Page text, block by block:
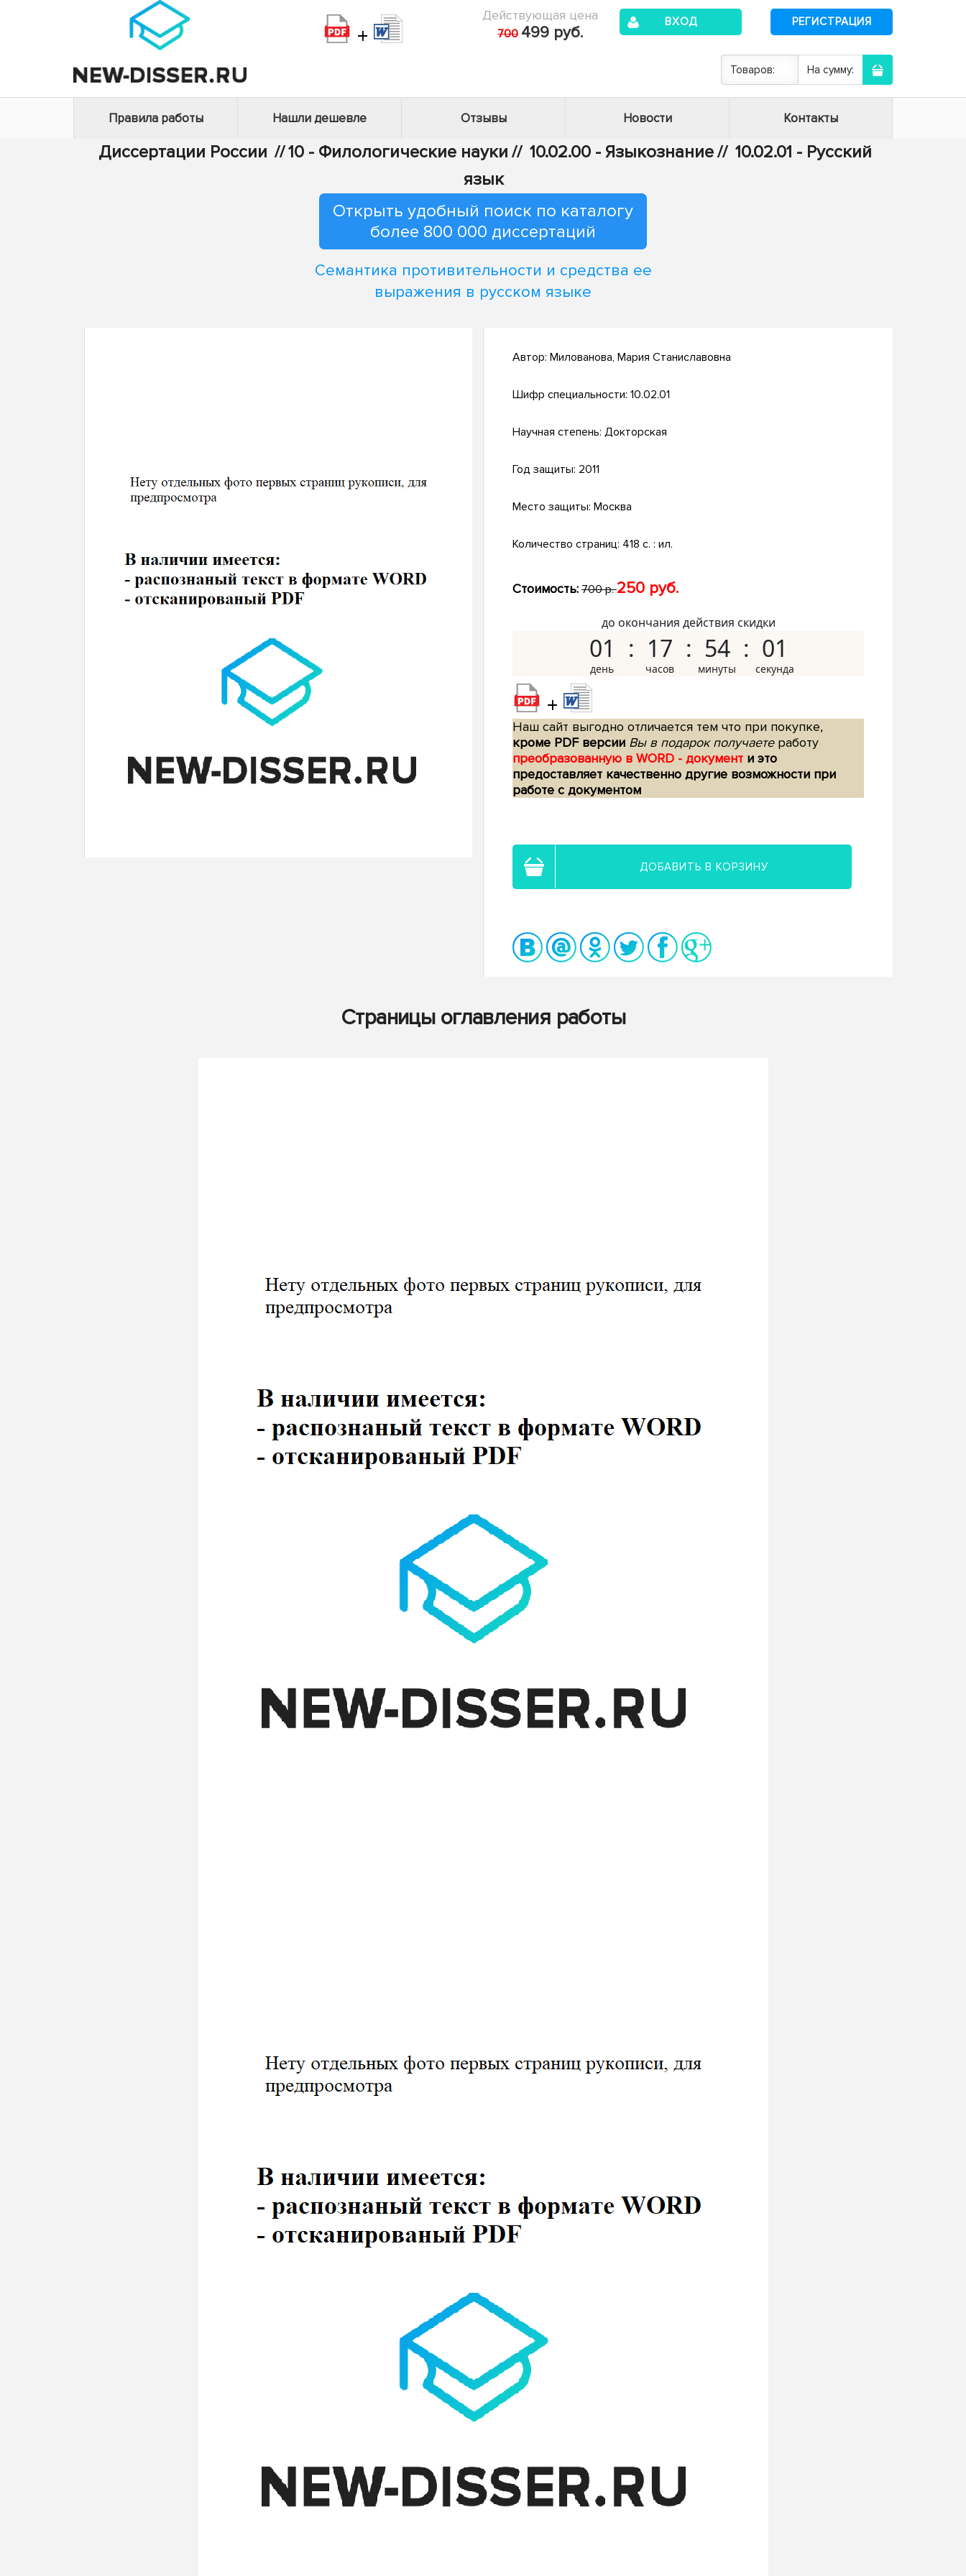
+
Действующая цена
700 499 руб.
ВХОД РЕГИСТРАЦИЯ
Товаров: На сумму:
Правила работы Нашли дешевле Отзывы Новости Контакты
Диссертации России //10 - Филологические науки // 10.02.00 - Языкознание// 10.02.01 - Русский
язык
Открыть удобный поиск по каталогу
более 800 000 диссертаций
Семантика противительности и средства ее
выражения в русском языке
Автор: Милованова, Мария Станиславовна
Шифр специальности: 10.02.01
Научная степень: Докторская
Год защиты: 2011
Место защиты: Москва
Количество страниц: 418 с. : ил.
Стоимость: 700 р.250 руб.
до окончания действия скидки
01 17 54 00
+
Наш сайт выгодно отличается тем что при покупке,
кроме PDF версии Вы в подарок получаетеработу
преобразованную в WORD - документ и это
предоставляет качественно другие возможности при
работе с документом
ДОБАВИТЬ В КОРЗИНУ
Страницы оглавления работы